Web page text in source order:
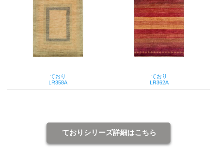
ており
LR358A
ており
LR362A
ておりシリーズ詳細はこちら